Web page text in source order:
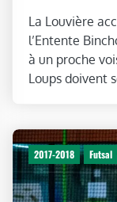
La Louvière
l’Entente
à un proche
Loups doivent
2017-2018 Futsal